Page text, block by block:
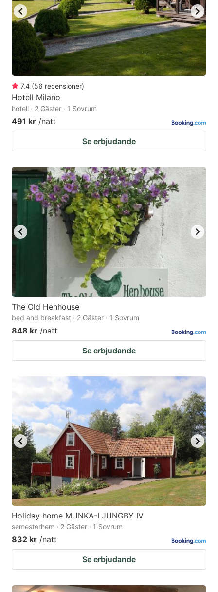
7.4 (56 recensioner)
Hotell Milano
hotell · 2 Gäster · 1 Sovrum
491 kr /natt
Se erbjudande
The Old Henhouse
bed and breakfast · 2 Gäster · 1 Sovrum
848 kr /natt
Se erbjudande
Holiday home MUNKA-LJUNGBY IV
semesterhem · 2 Gäster · 1 Sovrum
832 kr /natt
Se erbjudande